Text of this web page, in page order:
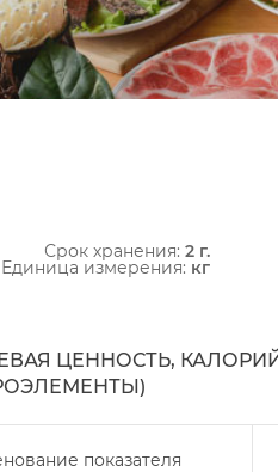
Срок хранения: 2 г.
Единица измерения: к
ЦЕННОСТЬ,
показателя